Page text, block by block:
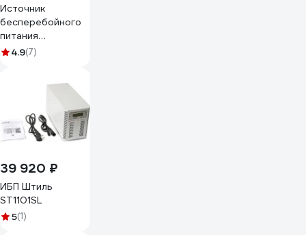
Источник
бесперебойного
питания
Powercom Raptor,
4.9(7)
39 920 ₽
ИБП Штиль
ST1101SL
5(1)